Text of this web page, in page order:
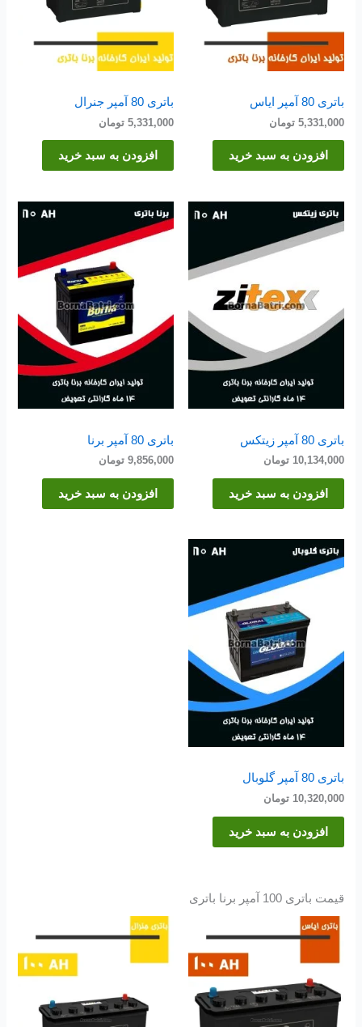
باتری 80 آمپر ایاس
5,331,000 تومان
افزودن به سبد خرید
باتری 80 آمپر جنرال
5,331,000 تومان
افزودن به سبد خرید
باتری 80 آمپر زیتکس
10,134,000 تومان
افزودن به سبد خرید
باتری 80 آمپر برنا
9,856,000 تومان
افزودن به سبد خرید
باتری 80 آمپر گلوبال
10,320,000 تومان
افزودن به سبد خرید
قیمت باتری 100 آمپر برنا باتری